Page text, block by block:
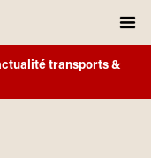
transports &